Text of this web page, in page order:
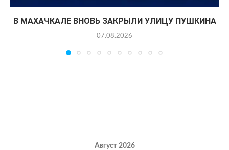
В МАХАЧКАЛЕ ВНОВЬ ЗАКРЫЛИ УЛИЦУ ПУШКИНА
07.08.2026
Август 2026